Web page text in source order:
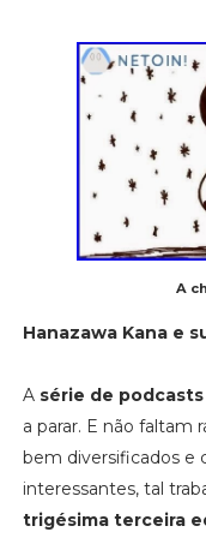
A
Hanazawa Kana e
A série de podcasts
a parar. E não faltam
bem diversificados e
interessantes, tal
trigésima terceira